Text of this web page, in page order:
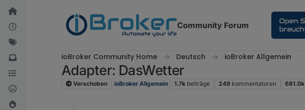
Weiter zum Inhalt
Community Forum
ioBroker Community Home Deutsch ioBroker Allgemein
Adapter: DasWetter
Verschoben ioBroker Allgemein 1.7k beiträge 249 kommentatoren 681.0k